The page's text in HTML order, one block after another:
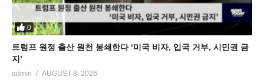
0
트럼프 원정 출산 원천 봉쇄한다 ‘미국 비자, 입국 거부, 시민권 금
지’
admin AUGUST 8, 2026